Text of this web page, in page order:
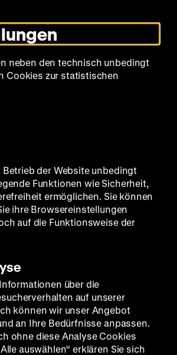
Sprache
Über uns
neben den technisch unbedingt
Cookies zur statistischen
der Website unbedingt
Funktionen wie Sicherheit,
ermöglichen. Sie können
ihre Browsereinstellungen
auf die Funktionsweise der
über die
auf unserer
können wir unser Angebot
an Ihre Bedürfnisse anpassen.
ohne diese Analyse Cookies
auswählen“ erklären Sie sich